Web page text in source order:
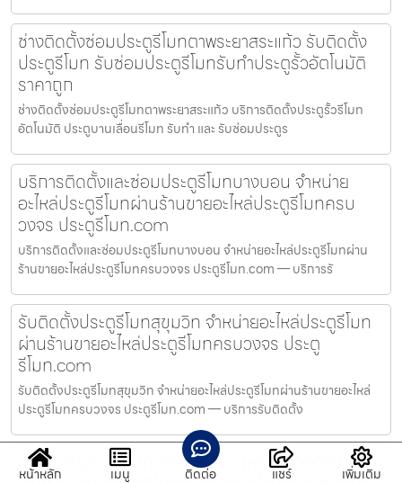
ช่างติดตั้งซ่อมประตูรีโมทตาพระยาสระแก้ว รับติดตั้ง
ประตูรีโมท รับซ่อมประตูรีโมทรับทำประตูรั้วอัตโนมัติ
ราคาถูก
ช่างติดตั้งซ่อมประตูรีโมทตาพระยาสระแก้ว บริการติดตั้งประตูรั้วรีโมท
อัตโนมัติ ประตูบานเลื่อนรีโมท รับทำ และ รับซ่อมประตูร
บริการติดตั้งและซ่อมประตูรีโมทบางบอน จำหน่าย
อะไหล่ประตูรีโมทผ่านร้านขายอะไหล่ประตูรีโมทครบ
วงจร ประตูรีโมท.com
บริการติดตั้งและซ่อมประตูรีโมทบางบอน จำหน่ายอะไหล่ประตูรีโมทผ่าน
ร้านขายอะไหล่ประตูรีโมทครบวงจร ประตูรีโมท.com — บริการรั
รับติดตั้งประตูรีโมทสุขุมวิท จำหน่ายอะไหล่ประตูรีโมท
ผ่านร้านขายอะไหล่ประตูรีโมทครบวงจร ประตู
รีโมท.com
รับติดตั้งประตูรีโมทสุขุมวิท จำหน่ายอะไหล่ประตูรีโมทผ่านร้านขายอะไหล่
ประตูรีโมทครบวงจร ประตูรีโมท.com — บริการรับติดตั้ง
ช่างรับทำประตูรีโมทกรุงเทพมหานคร รับติดตั้งประตู
หน้าหลัก เมนู ติดต่อ แชร์ เพิ่มเติม